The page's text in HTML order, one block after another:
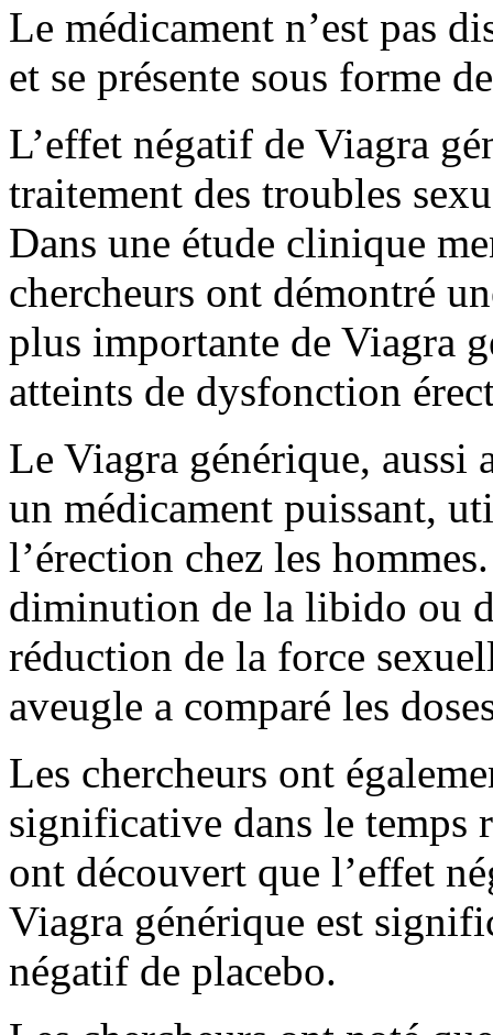
Le médicament n’est pas
et se présente sous forme
L’effet négatif de Viagra
traitement des troubles
Dans une étude clinique
chercheurs ont démontré
plus importante de Viagra
atteints de dysfonction
Le Viagra générique, aussi
un médicament puissant,
l’érection chez les
diminution de la libido ou
réduction de la force
aveugle a comparé les
Les chercheurs ont
significative dans le temps
ont découvert que l’effet
Viagra générique est
négatif de placebo.